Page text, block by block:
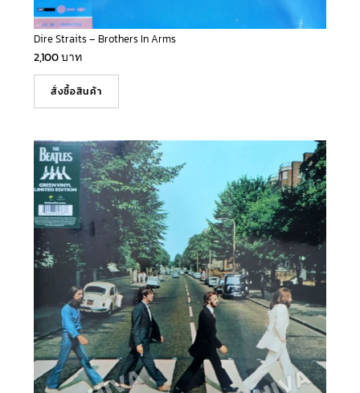
Dire Straits – Brothers In Arms
2,100บาท
สั่งซื้อสินค้า